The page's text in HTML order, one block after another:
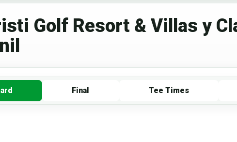
Golf Resort & Villas y
Final Tee Times